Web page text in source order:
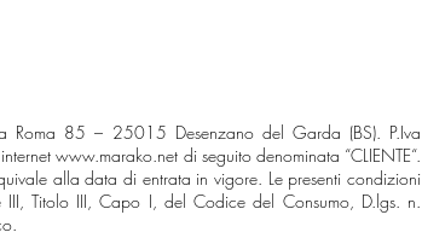
Roma 85 – 25015 Desenzano del Garda (BS). P.Iva
www.marako.net di seguito denominata “CLIENTE“.
alla data di entrata in vigore. Le presenti condizioni
III, Titolo III, Capo I, del Codice del Consumo, D.lgs. n.